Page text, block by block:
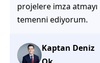
projelere imza atmayı
temenni ediyorum.
Kaptan Deniz